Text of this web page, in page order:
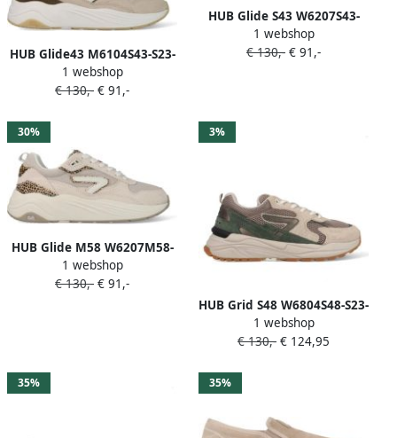
HUB Glide43 M6104S43-S23-
C82 Beige Wit Groen
1 webshop
€ 130,- € 91,-
HUB Glide S43 W6207S43-
S23-B74 Beige
1 webshop
€ 130,- € 91,-
30%
HUB Glide M58 W6207M58-
M23-C95 Beige Off White
1 webshop
€ 130,- € 91,-
3%
HUB Grid S48 W6804S48-S23-
C27 Beige Groen Grijs
1 webshop
€ 130,- € 124,95
35% 35%